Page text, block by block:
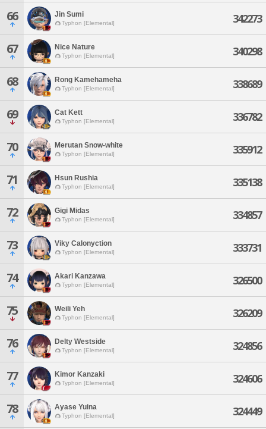
66 Jin Sumi
Typhon [Elemental] 342273
67 Nice Nature
Typhon [Elemental] 340298
68 Rong Kamehameha
Typhon [Elemental] 338689
69 Cat Kett
Typhon [Elemental] 336782
70 Merutan Snow-white
Typhon [Elemental] 335912
71 Hsun Rushia
Typhon [Elemental] 335138
72 Gigi Midas
Typhon [Elemental] 334857
73 Viky Calonyction
Typhon [Elemental] 333731
74 Akari Kanzawa
Typhon [Elemental] 326500
75 Weili Yeh
Typhon [Elemental] 326209
76 Delty Westside
Typhon [Elemental] 324856
77 Kimor Kanzaki
Typhon [Elemental] 324606
78 Ayase Yuina
Typhon [Elemental] 324449